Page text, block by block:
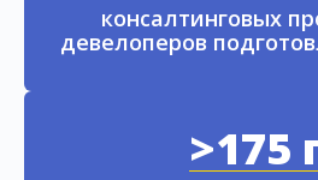
консалтинговых
девелоперов
>175